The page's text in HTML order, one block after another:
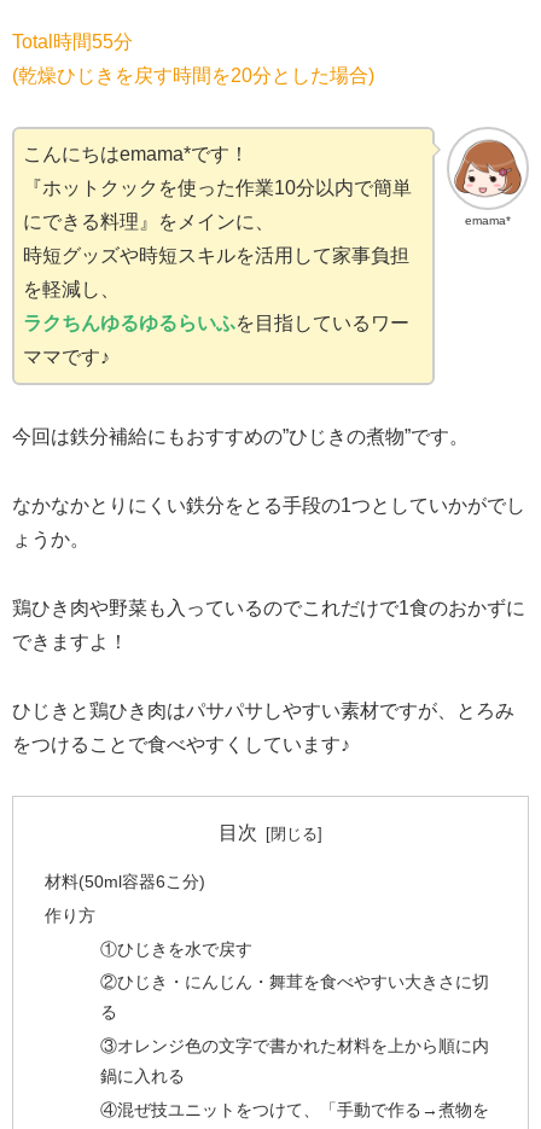
Total時間55分
(乾燥ひじきを戻す時間を20分とした場合)
emama*
こんにちはemama*です！
『ホットクックを使った作業10分以内で簡単
にできる料理』をメインに、
時短グッズや時短スキルを活用して家事負担
を軽減し、
ラクちんゆるゆるらいふを目指しているワー
ママです♪
今回は鉄分補給にもおすすめの”ひじきの煮物”です。
なかなかとりにくい鉄分をとる手段の1つとしていかがでし
ょうか。
鶏ひき肉や野菜も入っているのでこれだけで1食のおかずに
できますよ！
ひじきと鶏ひき肉はパサパサしやすい素材ですが、とろみ
をつけることで食べやすくしています♪
目次
材料(50ml容器6こ分)
作り方
①ひじきを水で戻す
②ひじき・にんじん・舞茸を食べやすい大きさに切
る
③オレンジ色の文字で書かれた材料を上から順に内
鍋に入れる
④混ぜ技ユニットをつけて、「手動で作る→煮物を